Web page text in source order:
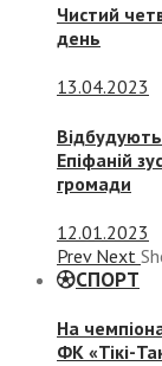
Чистий
день
13.04.2023
Епіфаній
громади
12.01.2023
Prev Next
СПОРТ
На
ФК «Тікі-